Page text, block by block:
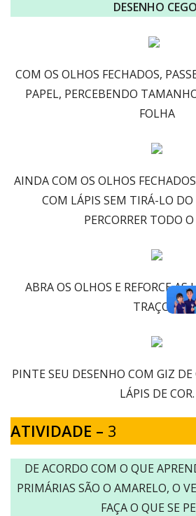
DESENHO
COM OS OLHOS FECHADOS,
PAPEL, PERCEBENDO
FOLHA
AINDA COM OS OLHOS
COM LÁPIS SEM TIRÁ-LO
PERCORRER TODO
ABRA OS OLHOS E REFORCE AS
TRAÇOU.
PINTE SEU DESENHO COM GIZ DE
LÁPIS DE COR.
ATIVIDADE – 3
DE ACORDO COM O QUE
PRIMÁRIAS SÃO O AMARELO, O
FAÇA O QUE SE